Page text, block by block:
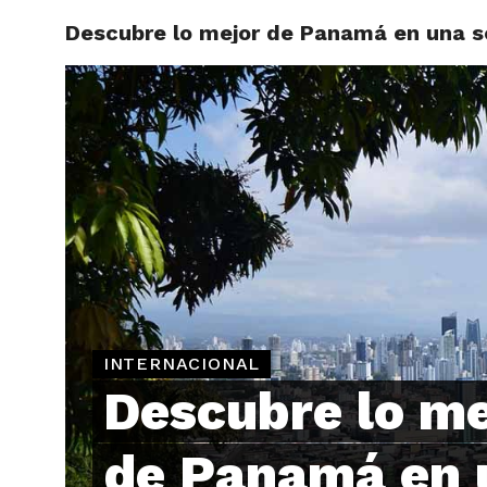
Descubre lo mejor de Panamá en una
INTERNACIONAL
Descubre lo